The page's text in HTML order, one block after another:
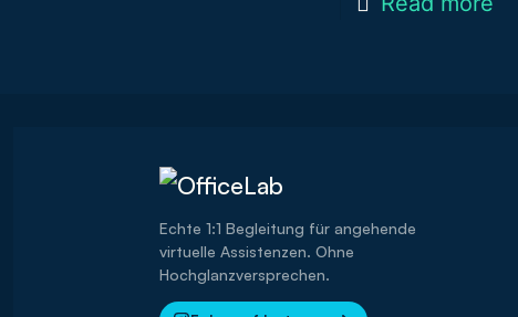
Echte 1:1 Begleitung für angehende
virtuelle Assistenzen. Ohne
Hochglanzversprechen.